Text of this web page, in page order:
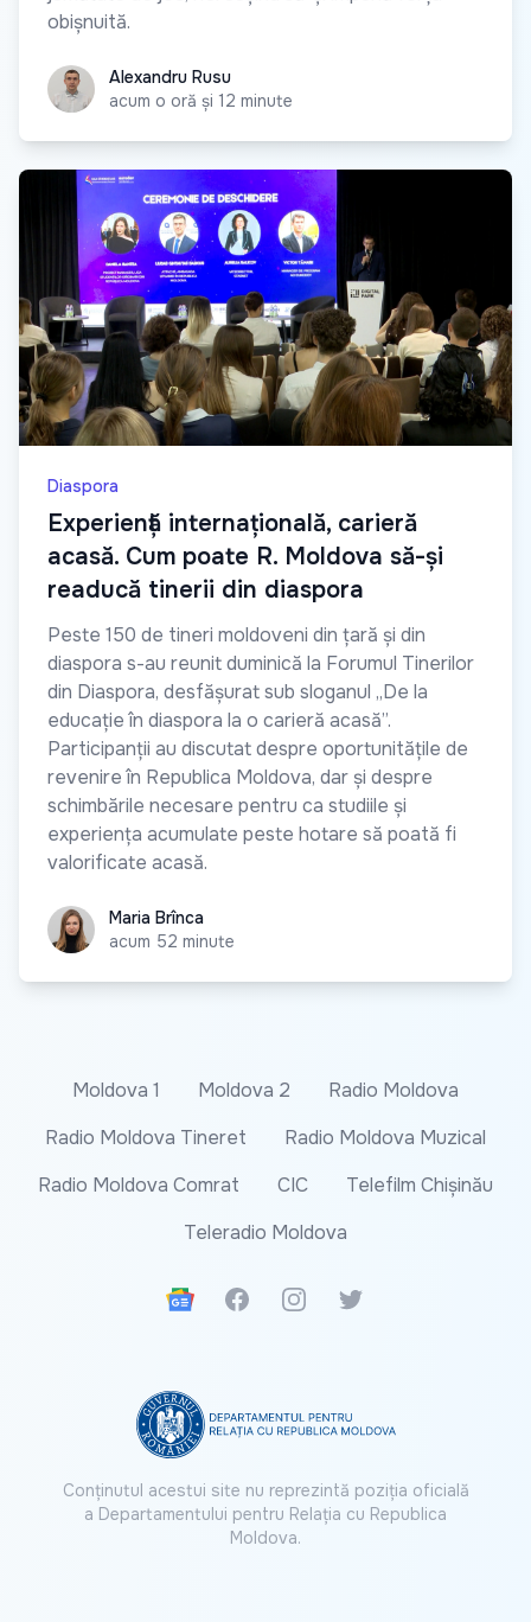
obișnuită.
Alexandru Rusu
Alexandru Rusu
acum o oră și 12 minute
Diaspora
Experiență internațională, carieră
acasă. Cum poate R. Moldova să-și
readucă tinerii din diaspora
Peste 150 de tineri moldoveni din țară și din
diaspora s-au reunit duminică la Forumul Tinerilor
din Diaspora, desfășurat sub sloganul „De la
educație în diaspora la o carieră acasă”.
Participanții au discutat despre oportunitățile de
revenire în Republica Moldova, dar și despre
schimbările necesare pentru ca studiile și
experiența acumulate peste hotare să poată fi
valorificate acasă.
Maria BrîncaMaria Brînca
acum 52 minute
Moldova 1 Moldova 2
Radio Moldova
Radio Moldova Tineret
Radio Moldova Muzical
Radio Moldova Comrat
CIC
Telefilm Chișinău
Teleradio Moldova
Google News
FacebookInstagramTwitter
Conținutul acestui site nu reprezintă poziția oficială
a Departamentului pentru Relația cu Republica
Moldova.